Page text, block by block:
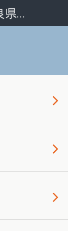
住職日記 | 西方寺 (奈良県香芝市)